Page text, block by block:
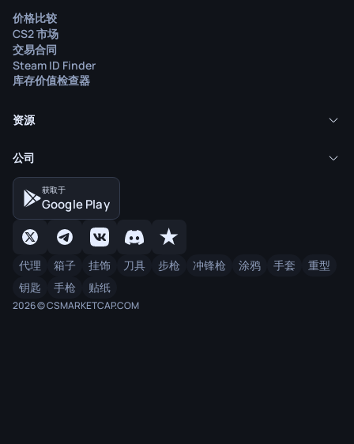
价格比较
CS2 市场
交易合同
Steam ID Finder
库存价值检查器
资源
公司
获取于
Google Play
代理 箱子 挂饰 刀具 步枪 冲锋枪 涂鸦 手套
重型
钥匙
手枪 贴纸
2026 © CSMARKETCAP.COM